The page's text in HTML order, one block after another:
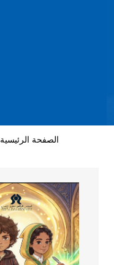
الصفحة الرئيسية